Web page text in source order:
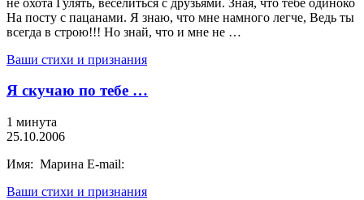
На посту с пацанами. Я знаю, что мне намного легче, Ведь ты
всегда в строю!!! Но знай, что и мне не …
Ваши стихи и признания
Я скучаю по тебе …
1 минута
25.10.2006
Имя: Марина E-mail:
Ваши стихи и признания